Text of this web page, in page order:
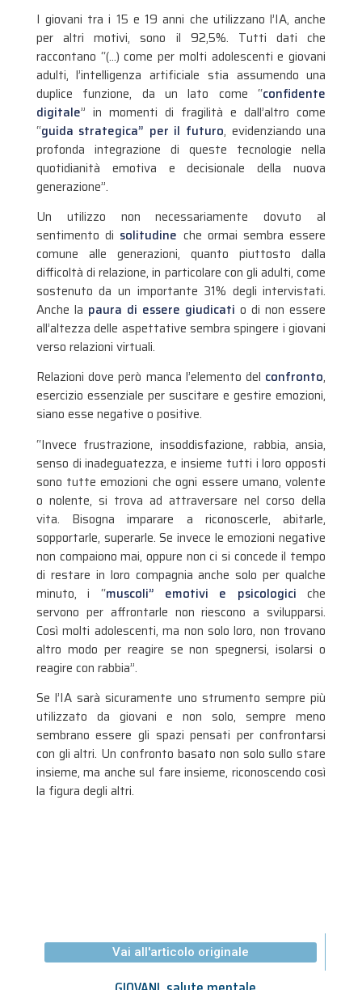
I giovani tra i 15 e 19 anni che utilizzano l’IA, anche
per altri motivi, sono il 92,5%. Tutti dati che
raccontano “(…) come per molti adolescenti e giovani
adulti, l’intelligenza artificiale stia assumendo una
duplice funzione, da un lato come “confidente
digitale” in momenti di fragilità e dall’altro come
“guida strategica” per il futuro, evidenziando una
profonda integrazione di queste tecnologie nella
quotidianità emotiva e decisionale della nuova
generazione”.
Un utilizzo non necessariamente dovuto al
sentimento di solitudine che ormai sembra essere
comune alle generazioni, quanto piuttosto dalla
difficoltà di relazione, in particolare con gli adulti, come
sostenuto da un importante 31% degli intervistati.
Anche la paura di essere giudicati o di non essere
all’altezza delle aspettative sembra spingere i giovani
verso relazioni virtuali.
Relazioni dove però manca l’elemento del confronto,
esercizio essenziale per suscitare e gestire emozioni,
siano esse negative o positive.
“Invece frustrazione, insoddisfazione, rabbia, ansia,
senso di inadeguatezza, e insieme tutti i loro opposti
sono tutte emozioni che ogni essere umano, volente
o nolente, si trova ad attraversare nel corso della
vita. Bisogna imparare a riconoscerle, abitarle,
sopportarle, superarle. Se invece le emozioni negative
non compaiono mai, oppure non ci si concede il tempo
di restare in loro compagnia anche solo per qualche
minuto, i “muscoli” emotivi e psicologici che
servono per affrontarle non riescono a svilupparsi.
Così molti adolescenti, ma non solo loro, non trovano
altro modo per reagire se non spegnersi, isolarsi o
reagire con rabbia”.
Se l’IA sarà sicuramente uno strumento sempre più
utilizzato da giovani e non solo, sempre meno
sembrano essere gli spazi pensati per confrontarsi
con gli altri. Un confronto basato non solo sullo stare
insieme, ma anche sul fare insieme, riconoscendo così
la figura degli altri.
Vai all'articolo originale